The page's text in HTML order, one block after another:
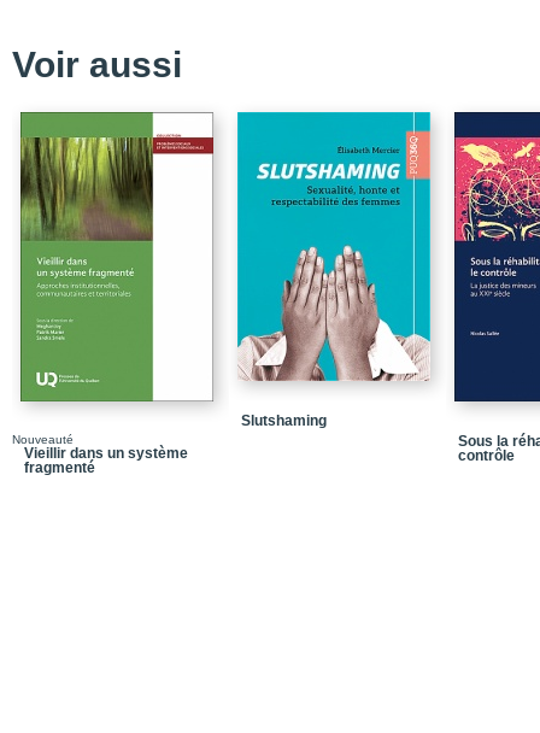
Introduction
Pourquoi un livre sur
Note sur la
Présentation des
Chapitre 1 - Sans filtre
Conclusion. Pour un
Références
Démanteler le filtre
Voir aussi
Nouveauté
Vieillir dans un système
fragmenté
Slutshaming
Sous la
contrôle